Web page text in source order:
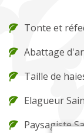
Tonte et
Abattage
Taille de
Elagueur
Paysagiste